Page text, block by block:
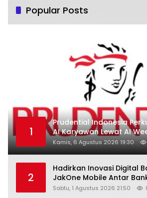
Popular Posts
1
Prudential Indonesia
AI Karyawan Lewat AI
Kamis, 6 Agustus 2026 19:30
2
Hadirkan Inovasi Digital
JakOne Mobile Antar
Raih Digital Excellence
Sabtu, 1 Agustus 2026 21:50